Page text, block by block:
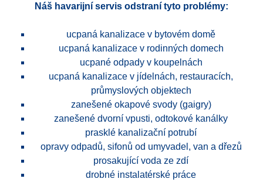
Náš havarijní servis odstraní tyto problémy:
ucpaná kanalizace v bytovém domě
ucpaná kanalizace v rodinných domech
ucpané odpady v koupelnách
ucpaná kanalizace v jídelnách, restauracích,
průmyslových objektech
zanešené okapové svody (gaigry)
zanešené dvorní vpusti, odtokové kanálky
prasklé kanalizační potrubí
opravy odpadů, sifonů od umyvadel, van a dřezů
prosakující voda ze zdí
drobné instalatérské práce